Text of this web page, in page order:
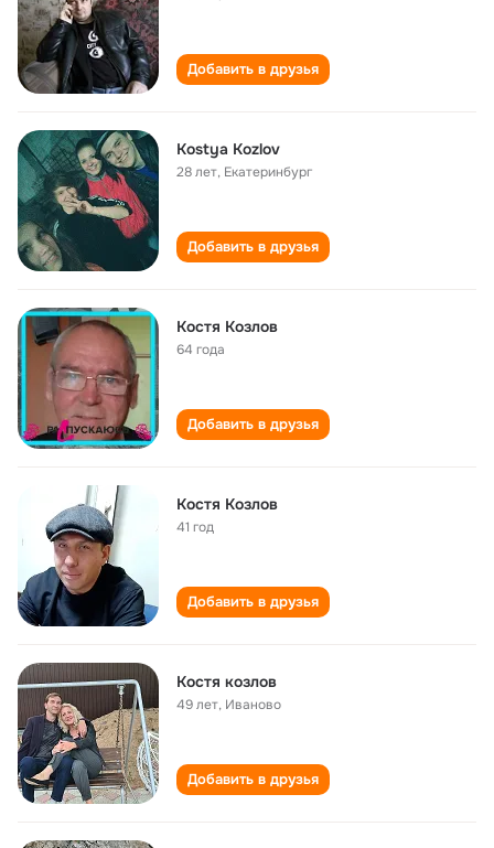
Добавить в друзья
Kostya Kozlov
28 лет, Екатеринбург
Добавить в друзья
Костя Козлов
64 года
Добавить в друзья
Костя Козлов
41 год
Добавить в друзья
Костя козлов
49 лет, Иваново
Добавить в друзья